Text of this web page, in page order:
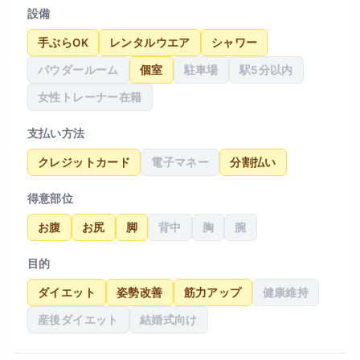
設備
手ぶらOK レンタルウエア シャワー
パウダールーム 個室 駐車場 駅5分以内
女性トレーナー在籍
支払い方法
クレジットカード 電子マネー 分割払い
得意部位
お腹 お尻 脚 背中 胸 腕
目的
ダイエット 姿勢改善 筋力アップ 健康維持
産後ダイエット 結婚式向け